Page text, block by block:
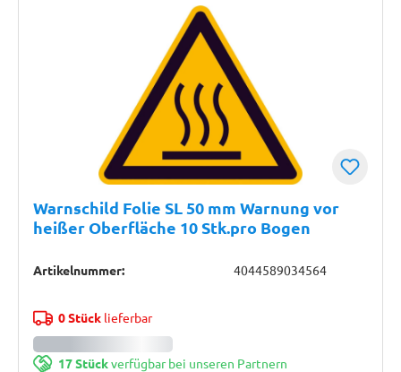
Warnschild Folie SL 50 mm Warnung vor
heißer Oberfläche 10 Stk.pro Bogen
Artikelnummer: 4044589034564
0 Stücklieferbar
17 Stückverfügbar bei unseren Partnern